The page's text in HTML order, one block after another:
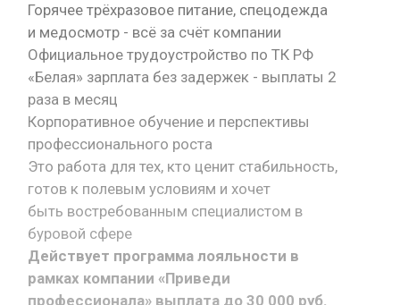
Горячее трёхразовое питание, спецодежда
и медосмотр - всё за счёт компании
Официальное трудоустройство по ТК РФ
«Белая» зарплата без задержек - выплаты 2
раза в месяц
Корпоративное обучение и перспективы
профессионального роста
Это работа для тех, кто ценит стабильность,
готов к полевым условиям и хочет
быть востребованным специалистом в
буровой сфере
Действует программа лояльности в
рамках компании «Приведи
профессионала» выплата до 30 000 руб.